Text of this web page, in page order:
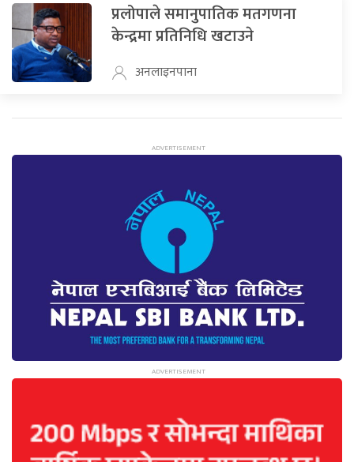
प्रलोपाले समानुपातिक मतगणना
केन्द्रमा प्रतिनिधि खटाउने
अनलाइनपाना